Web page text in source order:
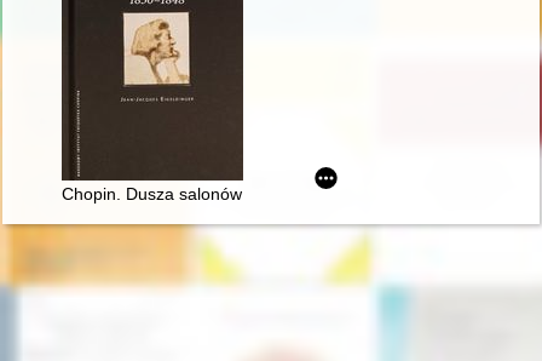
Chopin. Dusza salonów paryskich 1830-1848